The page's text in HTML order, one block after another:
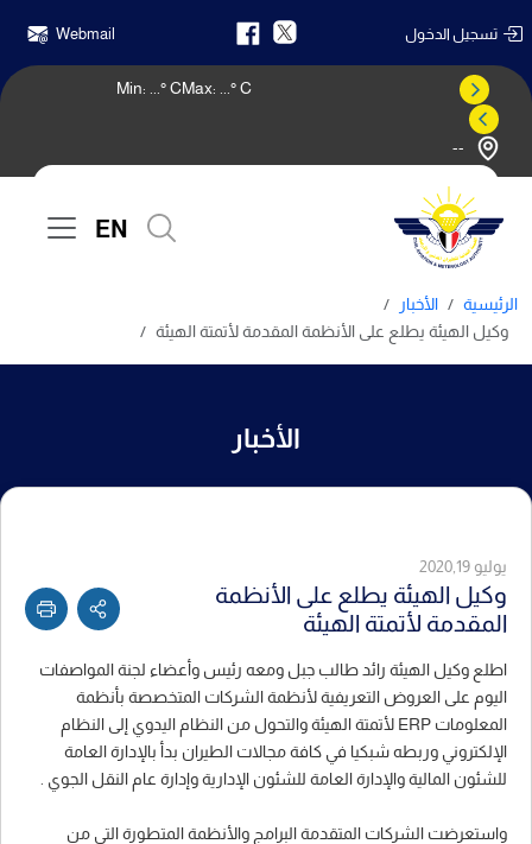
تسجيل الدخول Webmail
--
Max: ° C
Min: ° C
EN
الرئيسية
الأخبار
وكيل الهيئة يطلع على الأنظمة المقدمة لأتمتة الهيئة
الأخبار
يوليو 2020,19
وكيل الهيئة يطلع على الأنظمة
المقدمة لأتمتة الهيئة
اطلع وكيل الهيئة رائد طالب جبل ومعه رئيس وأعضاء لجنة المواصفات
اليوم على العروض التعريفية لأنظمة الشركات المتخصصة بأنظمة
المعلومات ERP لأتمتة الهيئة والتحول من النظام اليدوي إلى النظام
الإلكتروني وربطه شبكيا في كافة مجالات الطيران بدأ بالإدارة العامة
للشئون المالية والإدارة العامة للشئون الإدارية وإدارة عام النقل الجوي .
واستعرضت الشركات المتقدمة البرامج والأنظمة المتطورة التي من